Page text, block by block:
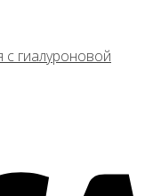
гиалуроновой